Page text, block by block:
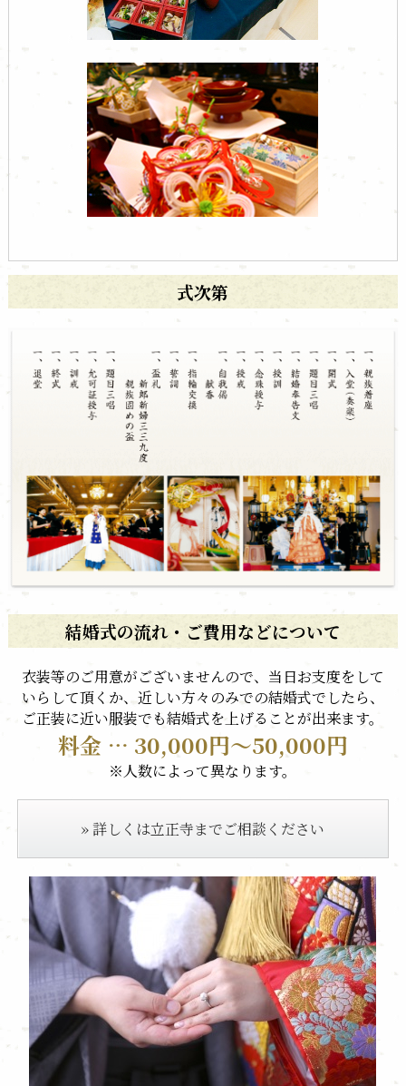
式次第
結婚式の流れ・ご費用などについて
衣装等のご用意がございませんので、当日お支度をして
いらして頂くか、近しい方々のみでの結婚式でしたら、
ご正装に近い服装でも結婚式を上げることが出来ます。
料金 … 30,000円～50,000円
※人数によって異なります。
» 詳しくは立正寺までご相談ください